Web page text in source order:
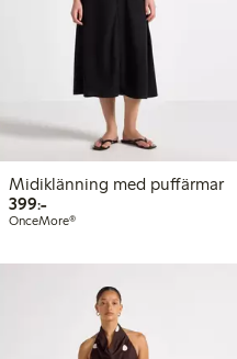
Midiklänning med puffärmar
399:-399,00 kr
OnceMore®